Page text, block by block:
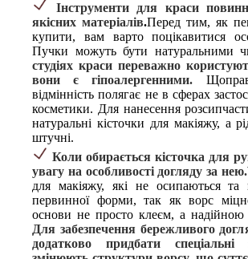
Інструменти для краси
якісних матеріалів.Перед тим, як
купити, вам варто поцікавитися
Пучки можуть бути натуральними
студіях краси переважно
вони є гіпоалергенними.
відмінність полягає не в сферах
косметики. Для нанесення
натуральні кісточки для макіяжу, а
штучні.
Коли обирається кісточка для
увагу на особливості догляду за нею.
для макіяжу, які не осипаються та
первинної форми, так як ворс
основи не просто клеєм, а надійною
Для забезпечення бережливого
додатково придбати